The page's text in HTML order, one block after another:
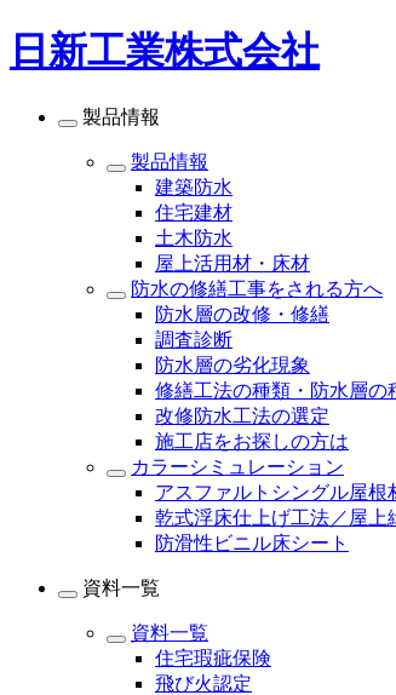
日新工業株式会社
製品情報
製品情報
建築防水
住宅建材
土木防水
屋上活用材・床材
防水の修繕工事をされる方へ
防水層の改修・修繕
調査診断
防水層の劣化現象
修繕工法の種類・防水層の
改修防水工法の選定
施工店をお探しの方は
カラーシミュレーション
アスファルトシングル屋根
乾式浮床仕上げ工法／屋上
防滑性ビニル床シート
資料一覧
資料一覧
住宅瑕疵保険
飛び火認定